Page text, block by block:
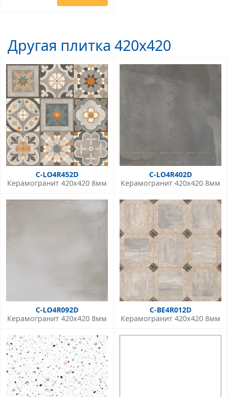
Другая плитка 420x420
C-LO4R452D
Керамогранит 420x420 8мм
C-LO4R402D
Керамогранит 420x420 8мм
C-LO4R092D
Керамогранит 420x420 8мм
C-BE4R012D
Керамогранит 420x420 8мм